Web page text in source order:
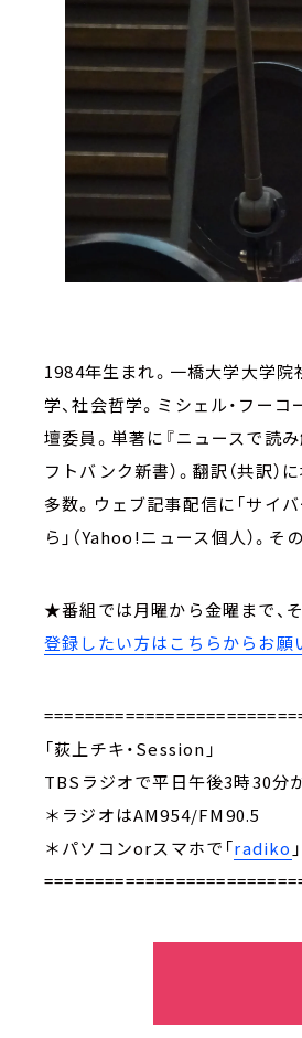
1984年生まれ。一橋大学大学
学、社会哲学。ミシェル・フー
壇委員。単著に『ニュースで読
フトバンク新書）。翻訳（共訳
多数。ウェブ記事配信に「サイ
ら」（Yahoo!ニュース個人）。
★番組では月曜から金曜まで、
登録したい方はこちらからお願
「荻上チキ・Session」
TBSラジオで平日午後3時30分
＊ラジオはAM954/FM90.5
＊パソコンorスマホで「radiko